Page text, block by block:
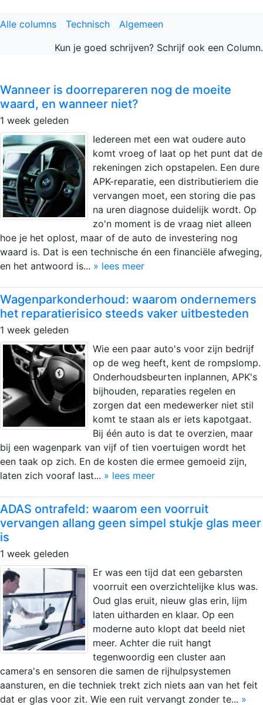
Alle columns Technisch
Algemeen
Kun je goed schrijven? Schrijf ook een Column.
Wanneer is doorrepareren nog de moeite
waard, en wanneer niet?
1 week geleden
Iedereen met een wat oudere auto
komt vroeg of laat op het punt dat de
rekeningen zich opstapelen. Een dure
APK-reparatie, een distributieriem die
vervangen moet, een storing die pas
na uren diagnose duidelijk wordt. Op
zo'n moment is de vraag niet alleen
hoe je het oplost, maar of de auto de investering nog
waard is. Dat is een technische én een financiële afweging,
en het antwoord is... » lees meer
Wagenparkonderhoud: waarom ondernemers
het reparatierisico steeds vaker uitbesteden
1 week geleden
Wie een paar auto's voor zijn bedrijf
op de weg heeft, kent de rompslomp.
Onderhoudsbeurten inplannen, APK's
bijhouden, reparaties regelen en
zorgen dat een medewerker niet stil
komt te staan als er iets kapotgaat.
Bij één auto is dat te overzien, maar
bij een wagenpark van vijf of tien voertuigen wordt het
een taak op zich. En de kosten die ermee gemoeid zijn,
laten zich vooraf last... » lees meer
ADAS ontrafeld: waarom een voorruit
vervangen allang geen simpel stukje glas meer
is
1 week geleden
Er was een tijd dat een gebarsten
voorruit een overzichtelijke klus was.
Oud glas eruit, nieuw glas erin, lijm
laten uitharden en klaar. Op een
moderne auto klopt dat beeld niet
meer. Achter die ruit hangt
tegenwoordig een cluster aan
camera's en sensoren die samen de rijhulpsystemen
aansturen, en die techniek trekt zich niets aan van het feit
dat er glas voor zit. Wie een ruit vervangt zonder te... »